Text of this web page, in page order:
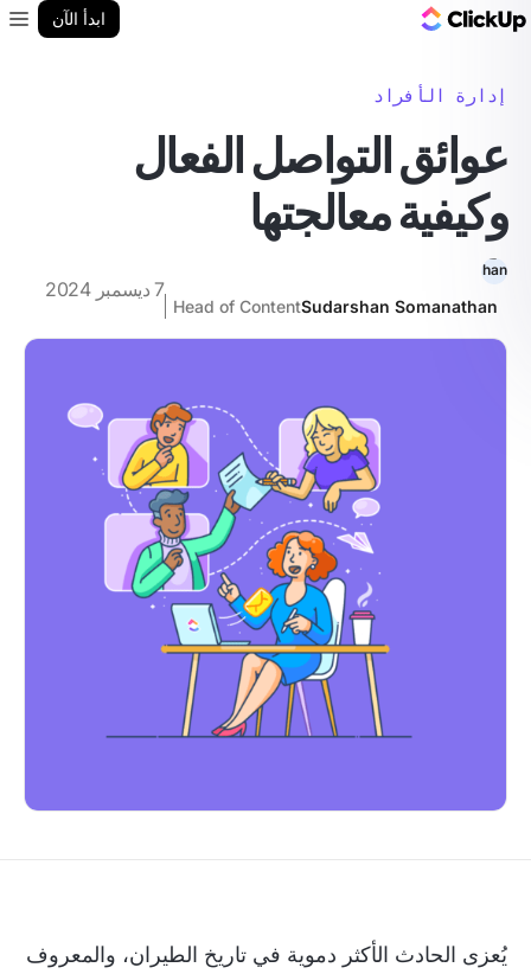
ابدأ الآن
إدارة الأفراد
عوائق التواصل الفعال
وكيفية معالجتها
Sudarshan Somanathan
Head of Content
7 ديسمبر 2024
يُعزى الحادث الأكثر دموية في تاريخ الطيران، والمعروف